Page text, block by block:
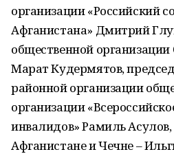
организации «Российский
Афганистана» Дмитрий
общественной
Марат Кудермятов,
районной организации
организации
инвалидов» Рамиль
Афганистане и Чечне –